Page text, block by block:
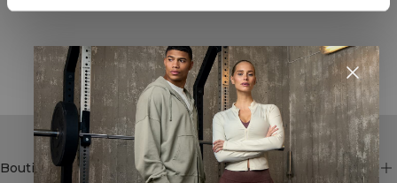
STYLE WITH
Boutique